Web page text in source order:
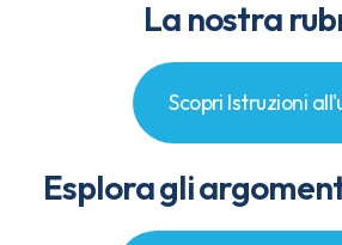
La nostra
Scopri Istruzioni
Esplora gli